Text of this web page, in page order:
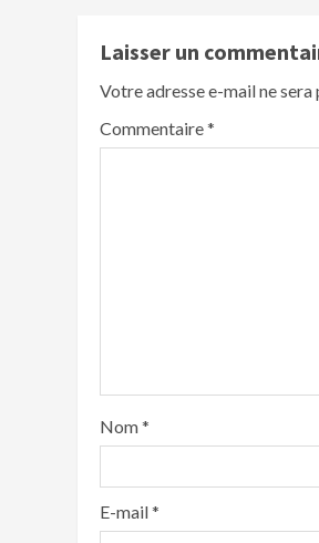
Laisser un
Votre adresse e-mail ne sera
Commentaire*
Nom*
E-mail*